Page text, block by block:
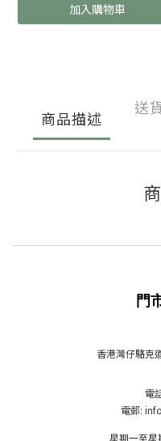
加入購物車
商品描述
送
門
香港灣仔駱克
電
電郵: info
星期一至星